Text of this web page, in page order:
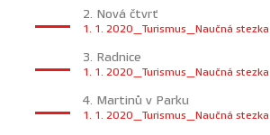
2. Nová čtvrť
1. 1. 2020_Turismus_Naučná stezka
3. Radnice
1. 1. 2020_Turismus_Naučná stezka
4. Martinů v Parku
1. 1. 2020_Turismus_Naučná stezka